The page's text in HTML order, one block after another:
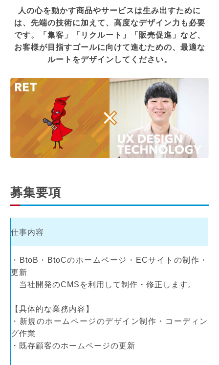
CLOUD
SOLUTION
EMPLOYEE
EMPLOYEE
森金修一
保坂 奈々葉
栗原 美奈
多々良 颯一朗
ENVIRONMENT
ENVIRONMENT
EVENT
OFFICE
BENEFIT
DIVERSITY
HEALTH CARE
TECHNOLOGY
人の心を動かす商品やサービスは生み出すために
は、先端の技術に加えて、高度なデザイン力も必要
です。「集客」「リクルート」「販売促進」など、
お客様が目指すゴールに向けて進むための、最適な
ルートをデザインしてください。
募集要項
仕事内容
・BtoB・BtoCのホームページ・ECサイトの制作・
更新
当社開発のCMSを利用して制作・修正します。
【具体的な業務内容】
・新規のホームページのデザイン制作・コーディン
グ作業
・既存顧客のホームページの更新